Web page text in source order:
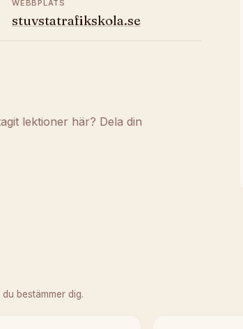
WEBBPLATS
stuvstatrafikskola.se
lektioner här? Dela din
bestämmer dig.